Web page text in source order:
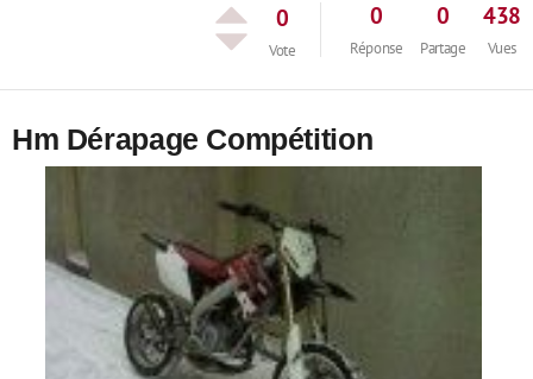
0
Vote
0
Réponse
0
Partage
438
Vues
Hm Dérapage Compétition